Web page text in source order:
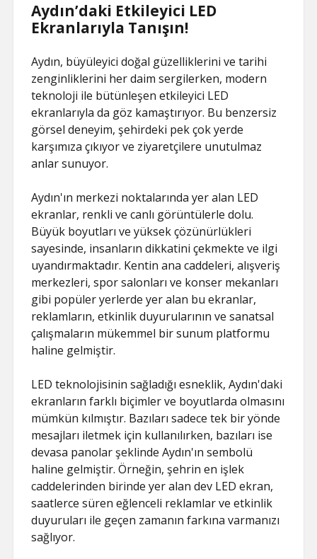
Aydın’daki Etkileyici LED
Ekranlarıyla Tanışın!
Aydın, büyüleyici doğal güzelliklerini ve tarihi
zenginliklerini her daim sergilerken, modern
teknoloji ile bütünleşen etkileyici LED
ekranlarıyla da göz kamaştırıyor. Bu benzersiz
görsel deneyim, şehirdeki pek çok yerde
karşımıza çıkıyor ve ziyaretçilere unutulmaz
anlar sunuyor.
Aydın'ın merkezi noktalarında yer alan LED
ekranlar, renkli ve canlı görüntülerle dolu.
Büyük boyutları ve yüksek çözünürlükleri
sayesinde, insanların dikkatini çekmekte ve ilgi
uyandırmaktadır. Kentin ana caddeleri, alışveriş
merkezleri, spor salonları ve konser mekanları
gibi popüler yerlerde yer alan bu ekranlar,
reklamların, etkinlik duyurularının ve sanatsal
çalışmaların mükemmel bir sunum platformu
haline gelmiştir.
LED teknolojisinin sağladığı esneklik, Aydın'daki
ekranların farklı biçimler ve boyutlarda olmasını
mümkün kılmıştır. Bazıları sadece tek bir yönde
mesajları iletmek için kullanılırken, bazıları ise
devasa panolar şeklinde Aydın'ın sembolü
haline gelmiştir. Örneğin, şehrin en işlek
caddelerinden birinde yer alan dev LED ekran,
saatlerce süren eğlenceli reklamlar ve etkinlik
duyuruları ile geçen zamanın farkına varmanızı
sağlıyor.